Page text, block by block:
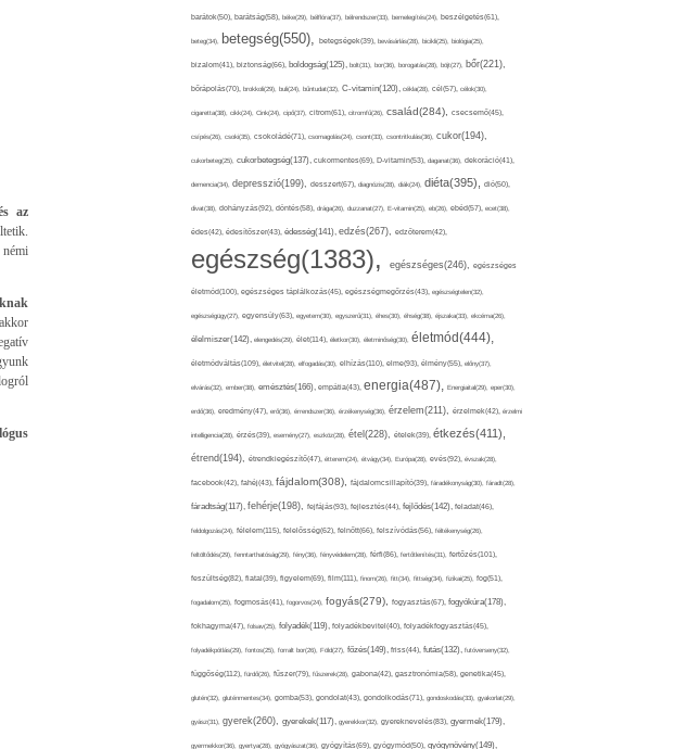
az
barátok(50), barátság(58), béke(29), bélflóra(37), bélrendszer(33), bemelegítés(24), beszélgetés(61),
beteg(34), betegség(550), betegségek(39), bevásárlás(28), bicikli(25), biológia(25),
bizalom(41), biztonság(66), boldogság(125), bolt(31), bor(36), borogatás(28), böjt(27), bőr(221),
bőrápolás(70), brokkoli(29), buli(24), bűntudat(32), C-vitamin(120), cékla(28), cél(57), célok(30),
cigaretta(38), cikk(24), Cink(24), cipő(37), citrom(61), citromfű(26), család(284), csecsemő(45),
csípés(26), csoki(35), csokoládé(71), csomagolás(24), csont(33), csontritkulás(36), cukor(194),
cukorbeteg(25), cukorbetegség(137), cukormentes(69), D-vitamin(53), daganat(36), dekoráció(41),
demencia(34), depresszió(199), desszert(67), diagnózis(28), diák(24), diéta(395), dió(50),
divat(38), dohányzás(92), döntés(58), drága(26), duzzanat(27), E-vitamin(25), eb(26), ebéd(57), ecet(38),
édes(42), édesítőszer(43), édesség(141), edzés(267), edzőterem(42),
egészség(1383), egészséges(246), egészséges
életmód(100), egészséges táplálkozás(45), egészségmegőrzés(43), egészségtelen(32),
egészségügy(27), egyensúly(63), egyetem(30), egyszerű(31), éhes(30), éhség(38), éjszaka(33), ekcéma(26),
élelmiszer(142), elengedés(29), élet(114), életkor(30), életminőség(30), életmód(444),
életmódváltás(109), életvitel(28), elfogadás(30), elhízás(110), elme(93), élmény(55), előny(37),
elvárás(32), ember(38), emésztés(166), empátia(43), energia(487), Energiaital(29), eper(30),
erdő(36), eredmény(47), erő(36), érrendszer(36), érzékenység(36), érzelem(211), érzelmek(42), érzelmi
intelligencia(28), érzés(39), esemény(27), eszköz(28), étel(228), ételek(39), étkezés(411),
étrend(194), étrendkiegészítő(47), étterem(24), étvágy(34), Európa(28), evés(92), évszak(28),
facebook(42), fahéj(43), fájdalom(308), fájdalomcsillapító(39), fáradékonyság(30), fáradt(28),
fáradtság(117), fehérje(198), fejfájás(93), fejlesztés(44), fejlődés(142), feladat(46),
feldolgozás(24), félelem(115), felelősség(62), felnőtt(66), felszívódás(56), féltékenység(26),
feltöltődés(29), fenntarthatóság(29), fény(36), fényvédelem(28), férfi(86), fertőtlenítés(31), fertőzés(101),
feszültség(82), fiatal(39), figyelem(69), film(111), finom(26), fitt(34), fittség(34), fizikai(25), fog(51),
fogadalom(25), fogmosás(41), fogorvos(24), fogyás(279), fogyasztás(67), fogyókúra(178),
fokhagyma(47), folsav(25), folyadék(119), folyadékbevitel(40), folyadékfogyasztás(45),
folyadékpótlás(29), fontos(25), forralt bor(26), Föld(27), főzés(149), friss(44), futás(132), futóverseny(32),
függőség(112), fürdő(26), fűszer(79), fűszerek(28), gabona(42), gasztronómia(58), genetika(45),
glutén(32), gluténmentes(34), gomba(53), gondolat(43), gondolkodás(71), gondoskodás(33), gyakorlat(29),
gyász(31), gyerek(260), gyerekek(117), gyerekkor(32), gyereknevelés(83), gyermek(179),
gyermekkor(36), gyertya(28), gyógyászat(36), gyógyítás(69), gyógymód(50), gyógynövény(149),